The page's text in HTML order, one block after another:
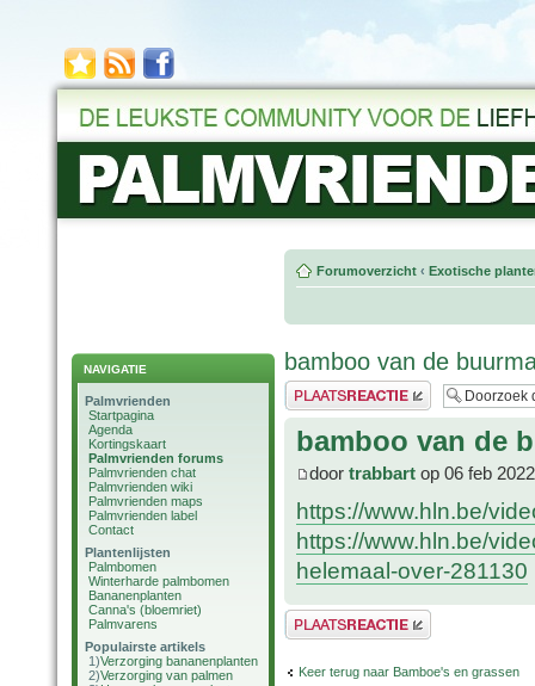
NAVIGATIE
Palmvrienden
Startpagina
Agenda
Kortingskaart
Palmvrienden forums
Palmvrienden chat
Palmvrienden wiki
Palmvrienden maps
Palmvrienden label
Contact
Plantenlijsten
Palmbomen
Winterharde palmbomen
Bananenplanten
Canna's (bloemriet)
Palmvarens
Populairste artikels
1)Verzorging bananenplanten
2)Verzorging van palmen
Forumoverzicht ‹ Exotische
bamboo van de
Plaats een reactie
bamboo van de
door trabbart op 06 feb
https://www.hln.be/
https://www.hln.be/
helemaal-over-281130
Plaats een reactie
Keer terug naar Bamboe's en grassen